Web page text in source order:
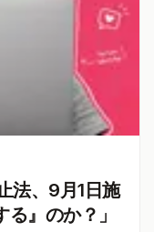
法、9月1日施
』のか？」